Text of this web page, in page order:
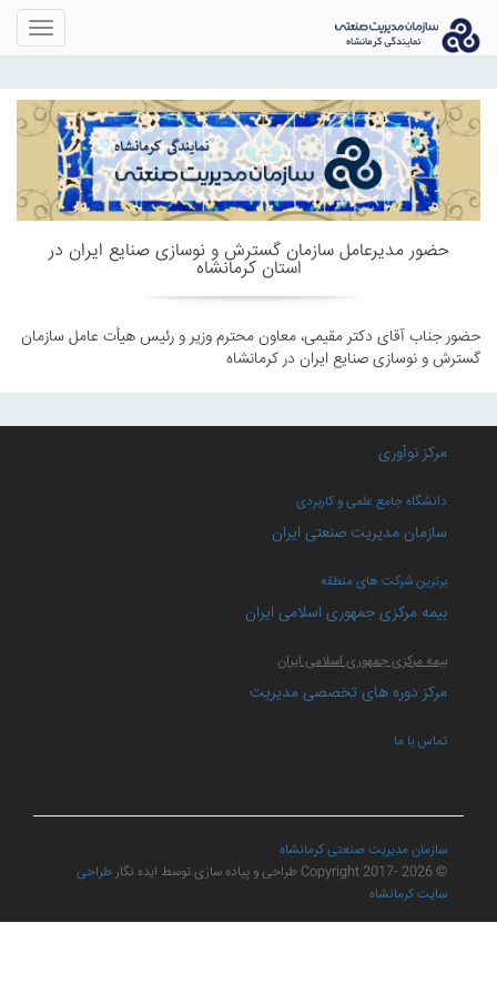
حضور مدیرعامل سازمان گسترش و نوسازی صنایع ایران در
استان کرمانشاه
حضور جناب آقای دکتر مقیمی، معاون محترم وزیر و رئیس هیأت عامل سازمان
گسترش و نوسازی صنایع ایران در کرمانشاه
مرکز نوآوری
دانشگاه جامع علمی و کاربردی
سازمان مدیریت صنعتی ایران
برترین شرکت های منطقه
بیمه مرکزی جمهوری اسلامی ایران
بیمه مرکزی جمهوری اسلامی ایران
مرکز دوره های تخصصی مدیریت
تماس با ما
سازمان مدیریت صنعتی کرمانشاه
© Copyright 2017-2026 طراحی و پیاده سازی توسط ایده نگار
طراحی
سایت کرمانشاه